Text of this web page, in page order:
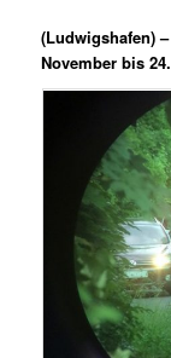
(Ludwigshafen) –
November bis